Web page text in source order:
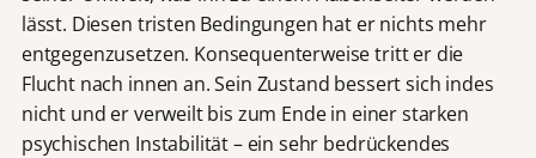
lässt. Diesen tristen Bedingungen hat er nichts mehr
entgegenzusetzen. Konsequenterweise tritt er die
Flucht nach innen an. Sein Zustand bessert sich indes
nicht und er verweilt bis zum Ende in einer starken
psychischen Instabilität – ein sehr bedrückendes